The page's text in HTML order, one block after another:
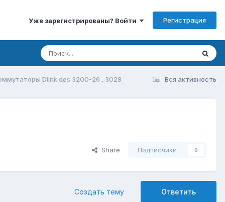
Уже зарегистрированы? Войти Регистрация
Вся активность
Dlink des 3200-26 , 3028
Share Подписчики 0
Ответить
Создать тему